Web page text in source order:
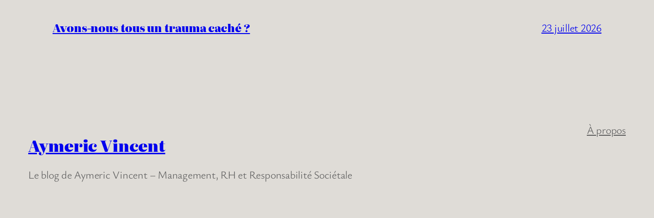
Avons-nous tous un trauma caché ? 23 juillet 2026
Aymeric Vincent
Le blog de Aymeric Vincent – Management, RH et Responsabilité Sociétale
À propos